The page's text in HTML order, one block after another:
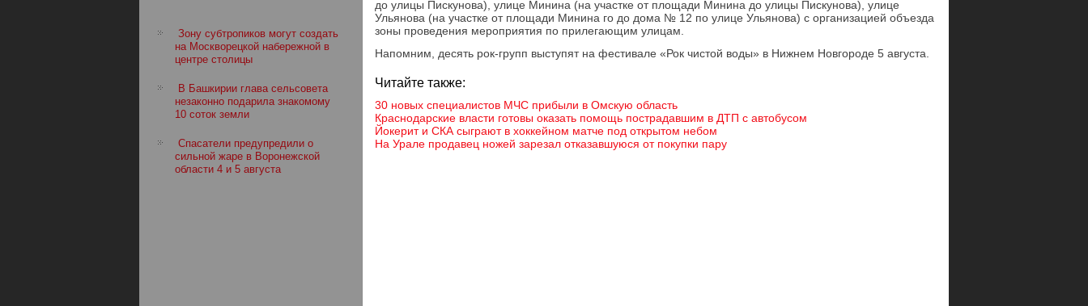
Зону субтропиков могут создать
на Москворецкой набережной в
центре столицы
В Башкирии глава сельсовета
незаконно подарила знакомому
10 соток земли
Спасатели предупредили о
сильной жаре в Воронежской
области 4 и 5 августа
до улицы Пискунова), улице Минина (на участке от площади Минина до улицы Пискунова), улице
Ульянова (на участке от площади Минина го до дома № 12 по улице Ульянова) с организацией объезда
зоны проведения мероприятия по прилегающим улицам.
Напомним, десять рок-групп выступят на фестивале «Рок чистой воды» в Нижнем Новгороде 5 августа.
Читайте также:
30 новых специалистов МЧС прибыли в Омскую область
Краснодарские власти готовы оказать помощь пострадавшим в ДТП с автобусом
Йокерит и СКА сыграют в хоккейном матче под открытом небом
На Урале продавец ножей зарезал отказавшуюся от покупки пару